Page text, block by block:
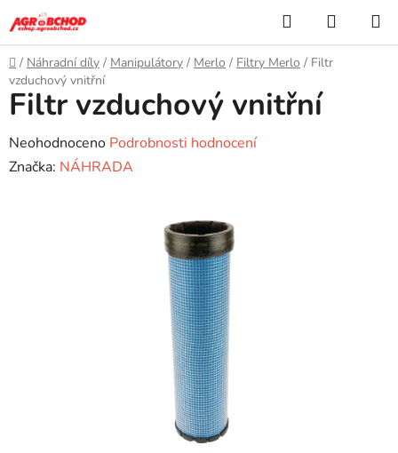
na
obsah
Hledat
KOŠÍK
Domů
/ Náhradní díly / Manipulátory / Merlo / Filtry Merlo / Filtr
vzduchový vnitřní
Filtr vzduchový vnitřní
Průměrné
hodnocení
Neohodnoceno Podrobnosti hodnocení
Značka: NÁHRADA